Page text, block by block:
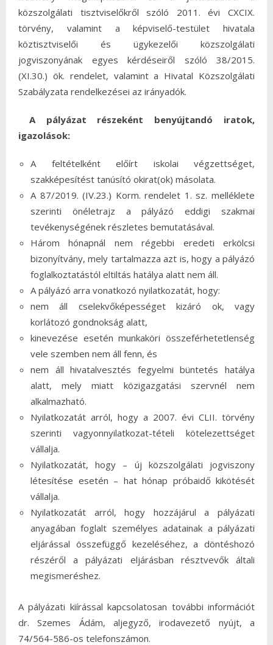
közszolgálati tisztviselőkről szóló 2011. évi CXCIX.
törvény, valamint a képviselő-testület hivatala
köztisztviselői és ügykezelői közszolgálati
jogviszonyának egyes kérdéseiről szóló 38/2015.
(XI.30.) ök. rendelet, valamint a Hivatal Közszolgálati
Szabályzata rendelkezései az irányadók.
A pályázat részeként benyújtandó iratok,
igazolások:
A feltételként előírt iskolai végzettséget,
szakképesítést tanúsító okirat(ok) másolata.
A 87/2019. (IV.23.) Korm. rendelet 1. sz. melléklete
szerinti önéletrajz a pályázó eddigi szakmai
tevékenységének részletes bemutatásával.
Három hónapnál nem régebbi eredeti erkölcsi
bizonyítvány, mely tartalmazza azt is, hogy a pályázó
foglalkoztatástól eltiltás hatálya alatt nem áll.
A pályázó arra vonatkozó nyilatkozatát, hogy:
nem áll cselekvőképességet kizáró ok, vagy
korlátozó gondnokság alatt,
kinevezése esetén munkaköri összeférhetetlenség
vele szemben nem áll fenn, és
nem áll hivatalvesztés fegyelmi büntetés hatálya
alatt, mely miatt közigazgatási szervnél nem
alkalmazható.
Nyilatkozatát arról, hogy a 2007. évi CLII. törvény
szerinti vagyonnyilatkozat-tételi kötelezettséget
vállalja.
Nyilatkozatát, hogy – új közszolgálati jogviszony
létesítése esetén – hat hónap próbaidő kikötését
vállalja.
Nyilatkozatát arról, hogy hozzájárul a pályázati
anyagában foglalt személyes adatainak a pályázati
eljárással összefüggő kezeléséhez, a döntéshozó
részéről a pályázati eljárásban résztvevők általi
megismeréshez.
A pályázati kiírással kapcsolatosan további információt
dr. Szemes Ádám, aljegyző, irodavezető nyújt, a
74/564-586-os telefonszámon.